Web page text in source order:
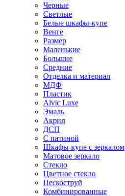
Черные
Светлые
Белые шкафы-купе
Венге
Размер
Маленькие
Большие
Средние
Отделка и материал
МДФ
Пластик
Alvic Luxe
Эмаль
Акрил
ДСП
С патиной
Шкафы-купе с зеркалом
Матовое зеркало
Стекло
Цветное стекло
Пескоструй
Комбинированные